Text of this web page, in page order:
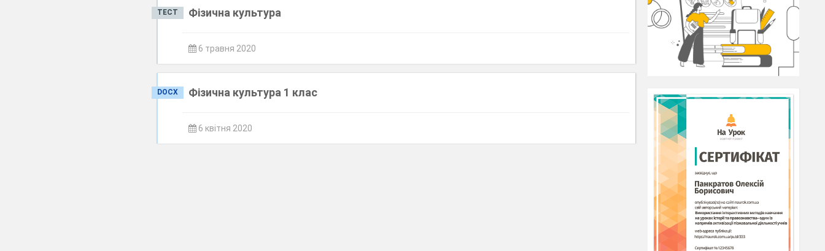
ТЕСТ Фізична культура
6 травня 2020
DOCX Фізична культура 1 клас
6 квітня 2020